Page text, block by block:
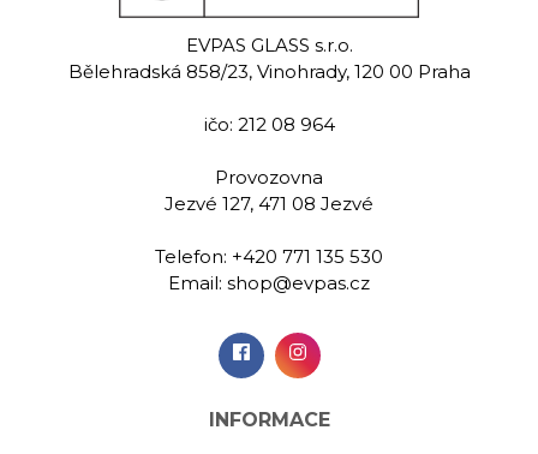
EVPAS GLASS s.r.o.
Bělehradská 858/23, Vinohrady, 120 00 Praha
ičo: 212 08 964
Provozovna
Jezvé 127, 471 08 Jezvé
Telefon: +420 771 135 530
Email: shop@evpas.cz
INFORMACE